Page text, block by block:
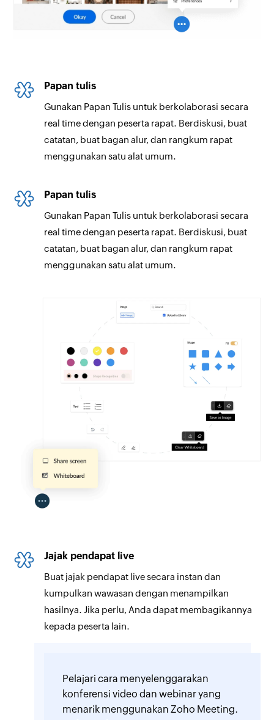
Papan tulis
Gunakan Papan Tulis untuk berkolaborasi secara
real time dengan peserta rapat. Berdiskusi, buat
catatan, buat bagan alur, dan rangkum rapat
menggunakan satu alat umum.
Papan tulis
Gunakan Papan Tulis untuk berkolaborasi secara
real time dengan peserta rapat. Berdiskusi, buat
catatan, buat bagan alur, dan rangkum rapat
menggunakan satu alat umum.
Jajak pendapat live
Buat jajak pendapat live secara instan dan
kumpulkan wawasan dengan menampilkan
hasilnya. Jika perlu, Anda dapat membagikannya
kepada peserta lain.
Pelajari cara menyelenggarakan
konferensi video dan webinar yang
menarik menggunakan Zoho Meeting.